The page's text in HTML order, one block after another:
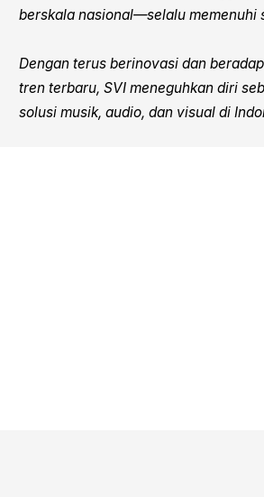
berskala nasional—selalu memenuhi
Dengan terus berinovasi dan
tren terbaru, SVI meneguhkan diri
solusi musik, audio, dan visual di